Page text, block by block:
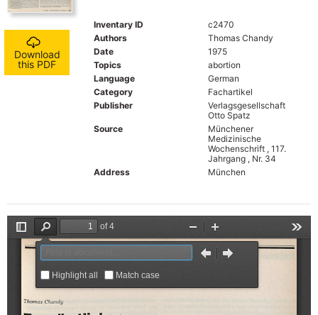
Download
this PDF
Inventary ID
c2470
Authors
Thomas Chandy
Date
1975
Topics
abortion
Language
German
Category
Fachartikel
Publisher
Verlagsgesellschaft
Otto Spatz
Source
Münchener
Medizinische
Wochenschrift , 117.
Jahrgang , Nr. 34
Address
München